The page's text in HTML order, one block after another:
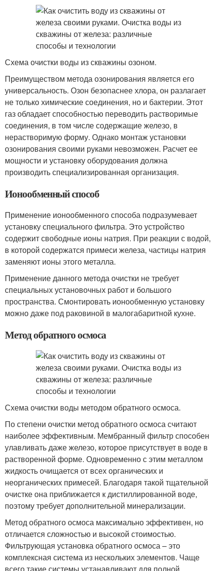
Схема очистки воды из скважины озоном.
Преимуществом метода озонирования является его
универсальность. Озон безопаснее хлора, он разлагает
не только химические соединения, но и бактерии. Этот
газ обладает способностью переводить растворимые
соединения, в том числе содержащие железо, в
нерастворимую форму. Однако монтаж установки
озонирования своими руками невозможен. Расчет ее
мощности и установку оборудования должна
производить специализированная организация.
Ионообменный способ
Применение ионообменного способа подразумевает
установку специального фильтра. Это устройство
содержит свободные ионы натрия. При реакции с водой,
в которой содержатся примеси железа, частицы натрия
заменяют ионы этого металла.
Применение данного метода очистки не требует
специальных установочных работ и большого
пространства. Смонтировать ионообменную установку
можно даже под раковиной в малогабаритной кухне.
Метод обратного осмоса
Схема очистки воды методом обратного осмоса.
По степени очистки метод обратного осмоса считают
наиболее эффективным. Мембранный фильтр способен
улавливать даже железо, которое присутствует в воде в
растворенной форме. Одновременно с этим металлом
жидкость очищается от всех органических и
неорганических примесей. Благодаря такой тщательной
очистке она приближается к дистиллированной воде,
поэтому требует дополнительной минерализации.
Метод обратного осмоса максимально эффективен, но
отличается сложностью и высокой стоимостью.
Фильтрующая установка обратного осмоса – это
комплексная система из нескольких элементов. Чаще